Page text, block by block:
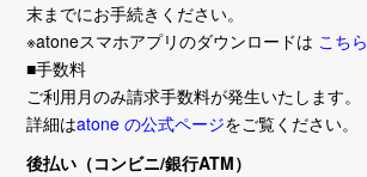
末までにお手続きください。
※atoneスマホアプリのダウンロードは こちら
■手数料
ご利用月のみ請求手数料が発生いたします。
詳細はatone の公式ページをご覧ください。
後払い（コンビニ/銀行ATM）